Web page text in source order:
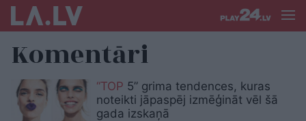
Komentāri
“TOP 5” grima tendences, kuras
noteikti jāpaspēj izmēģināt vēl šā
gada izskaņā